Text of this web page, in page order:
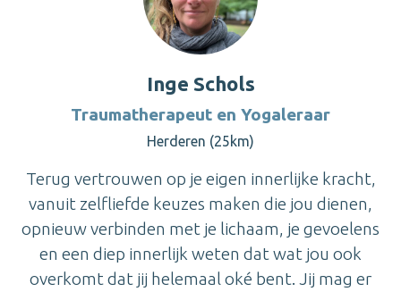
Inge Schols
Traumatherapeut en Yogaleraar
Herderen (25km)
Terug vertrouwen op je eigen innerlijke kracht,
vanuit zelfliefde keuzes maken die jou dienen,
opnieuw verbinden met je lichaam, je gevoelens
en een diep innerlijk weten dat wat jou ook
overkomt dat jij helemaal oké bent. Jij mag er